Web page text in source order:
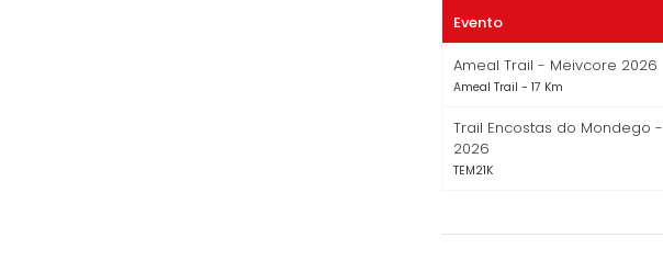
Evento
Ameal Trail - Meivcore 2026
Ameal Trail - 17 Km
Trail Encostas do Mondego -
2026
TEM21K